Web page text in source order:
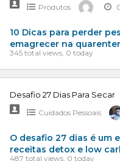
Produtos
10 Dicas para perder
emagrecer na
345 total views, 0 today
Desafio 27 Dias Para Secar
Cuidados Pessoais
O desafio 27 dias é um
receitas detox e low
487 total views, 0 today